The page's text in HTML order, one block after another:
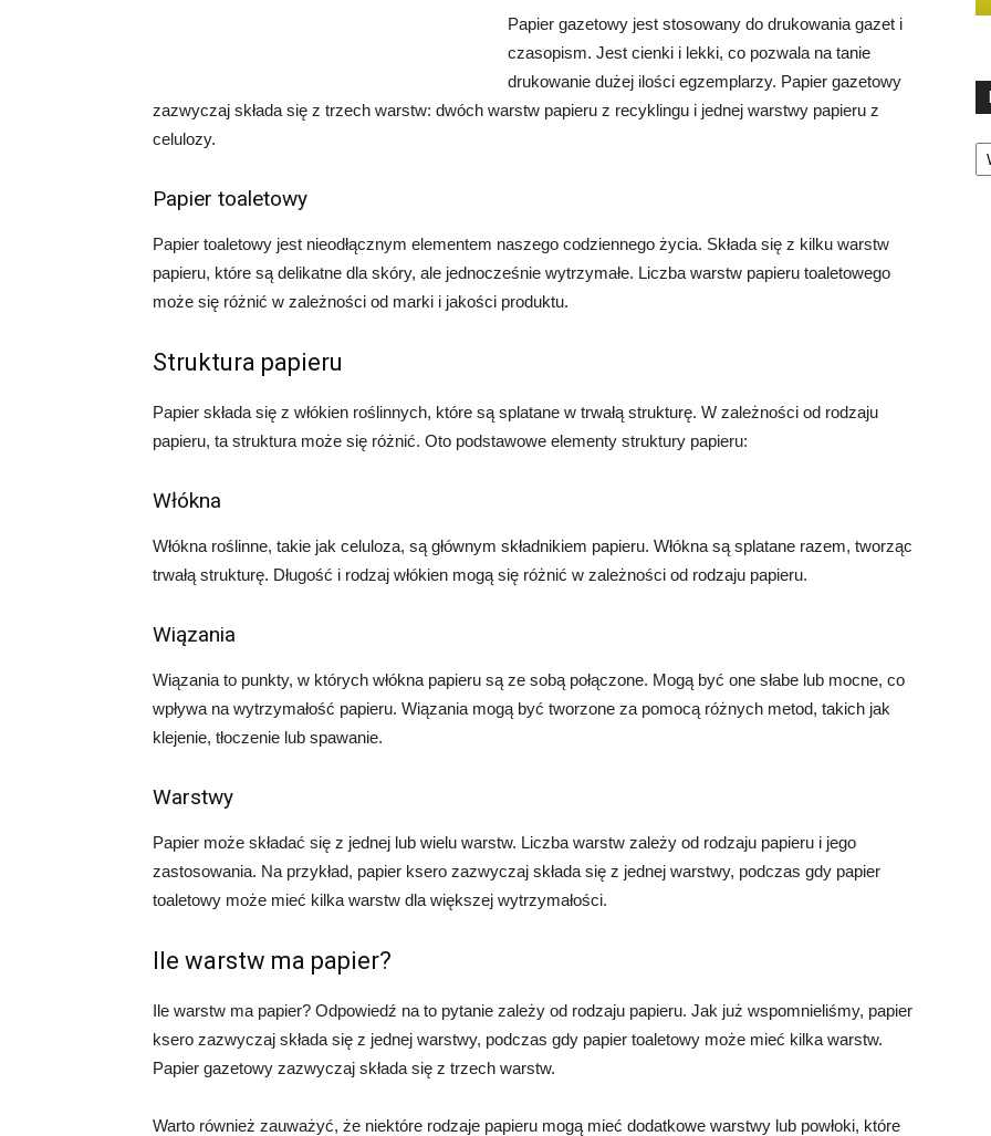
Papier gazetowy jest stosowany do drukowania gazet i
czasopism. Jest cienki i lekki, co pozwala na tanie
drukowanie dużej ilości egzemplarzy. Papier gazetowy
zazwyczaj składa się z trzech warstw: dwóch warstw papieru z recyklingu i jednej warstwy papieru z
celulozy.
Papier toaletowy
Papier toaletowy jest nieodłącznym elementem naszego codziennego życia. Składa się z kilku warstw
papieru, które są delikatne dla skóry, ale jednocześnie wytrzymałe. Liczba warstw papieru toaletowego
może się różnić w zależności od marki i jakości produktu.
Struktura papieru
Papier składa się z włókien roślinnych, które są splatane w trwałą strukturę. W zależności od rodzaju
papieru, ta struktura może się różnić. Oto podstawowe elementy struktury papieru:
Włókna
Włókna roślinne, takie jak celuloza, są głównym składnikiem papieru. Włókna są splatane razem, tworząc
trwałą strukturę. Długość i rodzaj włókien mogą się różnić w zależności od rodzaju papieru.
Wiązania
Wiązania to punkty, w których włókna papieru są ze sobą połączone. Mogą być one słabe lub mocne, co
wpływa na wytrzymałość papieru. Wiązania mogą być tworzone za pomocą różnych metod, takich jak
klejenie, tłoczenie lub spawanie.
Warstwy
Papier może składać się z jednej lub wielu warstw. Liczba warstw zależy od rodzaju papieru i jego
zastosowania. Na przykład, papier ksero zazwyczaj składa się z jednej warstwy, podczas gdy papier
toaletowy może mieć kilka warstw dla większej wytrzymałości.
Ile warstw ma papier?
Ile warstw ma papier? Odpowiedź na to pytanie zależy od rodzaju papieru. Jak już wspomnieliśmy, papier
ksero zazwyczaj składa się z jednej warstwy, podczas gdy papier toaletowy może mieć kilka warstw.
Papier gazetowy zazwyczaj składa się z trzech warstw.
Warto również zauważyć, że niektóre rodzaje papieru mogą mieć dodatkowe warstwy lub powłoki, które